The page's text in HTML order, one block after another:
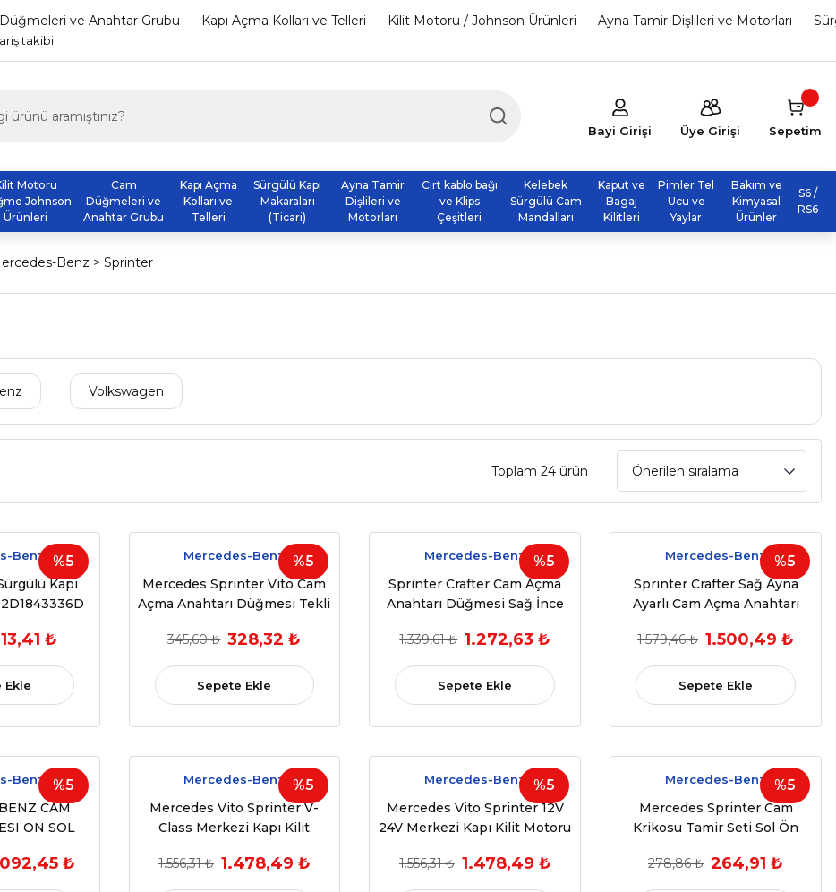
ve Anahtar Grubu Kapı Açma Kolları ve Telleri Kilit Motoru / Johnson Ürünleri Ayna Tamir Dişlileri ve Motorları
takibi
Bayi Girişi Üye Girişi Sepetim
Motoru
Johnson
Ürünleri
Cam
Düğmeleri ve
Anahtar Grubu
Kapı Açma
Kolları ve
Telleri
Sürgülü Kapı
Makaraları
(Ticari)
Ayna Tamir
Dişlileri ve
Motorları
Cırt kablo bağı
ve Klips
Çeşitleri
Kelebek
Sürgülü Cam
Mandalları
Kaput ve
Bagaj
Kilitleri
Pimler Tel
Ucu ve
Yaylar
Bakım ve
Kimyasal
Ürünler
S6 /
RS6
Benz Sprinter
Volkswagen
Toplam 24 ürün
%5
Benz
Kapı
₺
Ekle
%5
Mercedes-Benz
Mercedes Sprinter Vito Cam
Açma Anahtarı Düğmesi Tekli
345,60 ₺ 328,32 ₺
Sepete Ekle
%5
Mercedes-Benz
Sprinter Crafter Cam Açma
Anahtarı Düğmesi Sağ İnce
1.339,61 ₺ 1.272,63 ₺
Sepete Ekle
%5
Mercedes-Benz
Sprinter Crafter Sağ Ayna
Ayarlı Cam Açma Anahtarı
1.579,46 ₺ 1.500,49 ₺
Sepete Ekle
%5
Benz
CAM
ON SOL
W176
C117 13>19
₺
%5
Mercedes-Benz
Mercedes Vito Sprinter V-
Class Merkezi Kapı Kilit
1.556,31 ₺ 1.478,49 ₺
%5
Mercedes-Benz
Mercedes Vito Sprinter 12V
24V Merkezi Kapı Kilit Motoru
1.556,31 ₺ 1.478,49 ₺
%5
Mercedes-Benz
Mercedes Sprinter Cam
Krikosu Tamir Seti Sol Ön
A9067200046
278,86 ₺ 264,91 ₺